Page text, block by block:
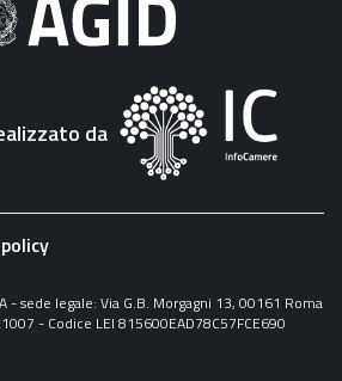
da
- sede legale: Via G.B. Morgagni 13, 00161 Roma
- Codice LEI 815600EAD78C57FCE690